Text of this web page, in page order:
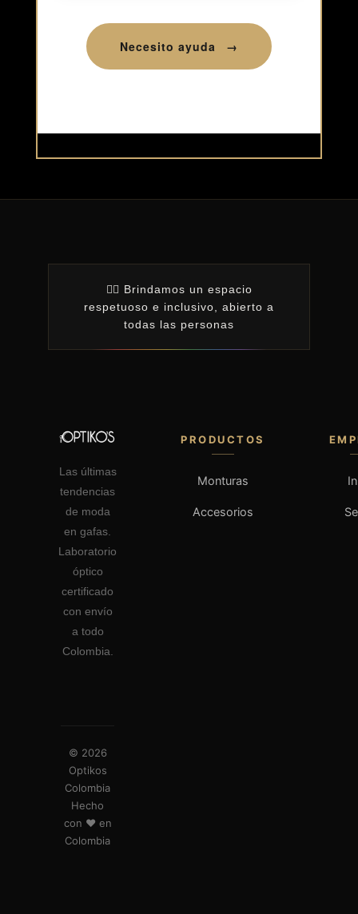
Necesito ayuda →
🏳️‍🌈 Brindamos un espacio
respetuoso e inclusivo, abierto a
todas las personas
Las últimas
tendencias
de moda
en gafas.
Laboratorio
óptico
certificado
con envío
a todo
Colombia.
PRODUCTOS
Monturas
Accesorios
© 2026
Optikos
Colombia
Hecho
con ❤️ en
Colombia